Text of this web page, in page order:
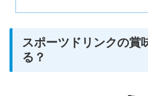
スポーツドリンクの賞
る？